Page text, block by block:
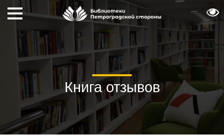
Книга отзывов